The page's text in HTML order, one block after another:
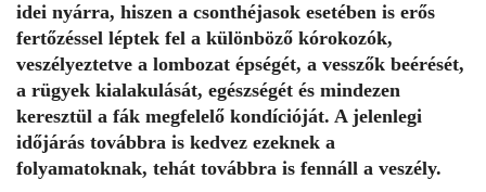
idei nyárra, hiszen a csonthéjasok esetében is erős
fertőzéssel léptek fel a különböző kórokozók,
veszélyeztetve a lombozat épségét, a vesszők beérését,
a rügyek kialakulását, egészségét és mindezen
keresztül a fák megfelelő kondícióját. A jelenlegi
időjárás továbbra is kedvez ezeknek a
folyamatoknak, tehát továbbra is fennáll a veszély.